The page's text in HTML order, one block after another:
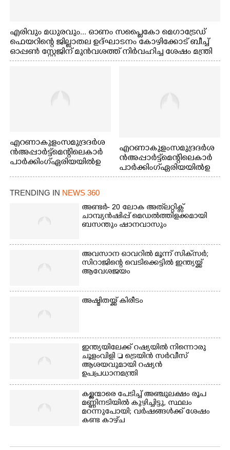
എരിവും മധുരവും... ഓണം സപ്ലൈകോ മെഗാട്രേഡ്
ഫെയറിന്റെ ജില്ലാതല ഉദ്ഘാടനം കോഴിക്കോട് ബീച്ച്
ഓപ്പണ്‍ സ്റ്റേജിന് മുന്‍വശത്ത് നിര്‍വഹിച്ച ശേഷം മന്ത്രി
പി.കെ.കുഞ്ഞാലിക്കുട്ടി സ്റ്റാളുകള്‍ സന്ദര്‍ശിക്കുന്നു..
എറണാകുളം സമുദ്ര ദർശ
ൻ അപ്പാർട്ട്മെന്റിലെ കാർ
പാർക്കിംഗ് ഏരിയയിൽ ഉ
ഴ്സ് ഉദ്യോഗസ്ഥർ ശ്വാസം
മുട്ട് മൂലം പുറത്തേക്കിറങ്ങി
എറണാകുളം സമുദ്ര ദർശ
ൻ അപ്പാർട്ട്മെന്റിലെ കാർ
പാർക്കിംഗ് ഏരിയയിൽ ഉ
ണ്ടായ തീപിടിത്തം അണ
മുട്ട് മൂലം പുറത്തേക്കിറങ്ങി
മുഖം കഴുകുന്നു
TRENDING IN NEWS 360
അണ്ടർ- 20 ലോക അത്‌ലറ്റിക്സ്
ചാമ്പ്യൻഷിപ്പ് മെഡൽത്തിളക്കമായി
ബസന്തും ഷാനവാസും
അവസാന ഓവറിൽ മൂന്ന് സിക്‌സർ;
സിറാജിന്റെ വെടിക്കെട്ടിൽ ഇന്ത്യയ്ക്ക്
ആവേശജയം
അഷ്മിതയ്ക്ക് കിരീടം
ഇന്ത്യയിലേക്ക് റഷ്യയിൽ നിന്നൊരു
ചൂളംവിളി  ട്രെയിൻ സർവീസ്
ആശയവുമായി റഷ്യൻ
ഉപപ്രധാനമന്ത്രി
കള്ളന്മാരെ പേടിച്ച് അഞ്ചുലക്ഷം രൂപ
മണ്ണിനടിയിൽ കുഴിച്ചിട്ടു, സ്ഥലം
മറന്നുപോയി; വർഷങ്ങൾക്ക് ശേഷം
കണ്ട കാഴ്‌ച